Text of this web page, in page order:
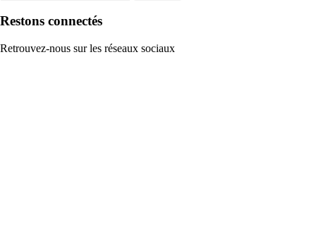
Restons connectés
Retrouvez-nous sur les réseaux sociaux